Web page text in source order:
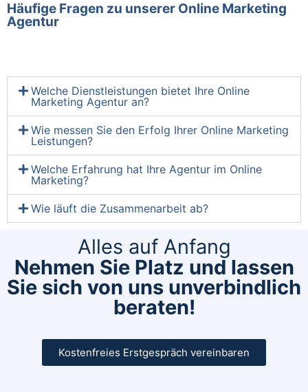
Häufige Fragen zu unserer Online Marketing
Agentur
Welche Dienstleistungen bietet Ihre Online
Marketing Agentur an?
Wie messen Sie den Erfolg Ihrer Online Marketing
Leistungen?
Welche Erfahrung hat Ihre Agentur im Online
Marketing?
Wie läuft die Zusammenarbeit ab?
Alles auf Anfang
Nehmen Sie Platz und lassen
Sie sich von uns unverbindlich
beraten!
Kostenfreies Erstgespräch vereinbaren